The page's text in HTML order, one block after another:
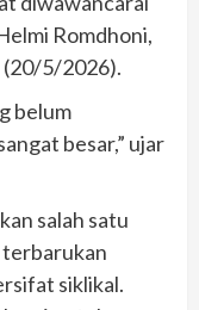
Romdhoni,
(20/5/2026).
belum
besar,” ujar
salah satu
siklikal.